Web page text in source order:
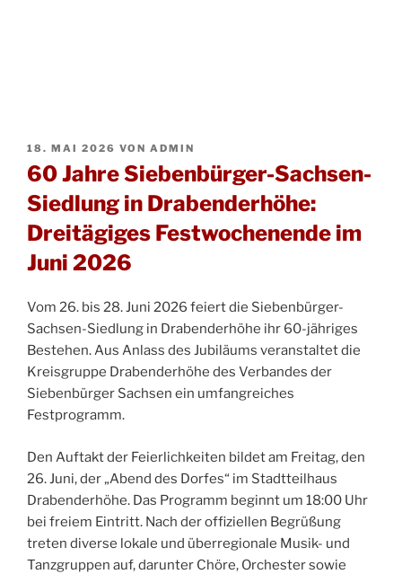
VERÖFFENTLICHT
AM
18. MAI 2026 VON ADMIN
60 Jahre Siebenbürger-Sachsen-
Siedlung in Drabenderhöhe:
Dreitägiges Festwochenende im
Juni 2026
Vom 26. bis 28. Juni 2026 feiert die Siebenbürger-
Sachsen-Siedlung in Drabenderhöhe ihr 60-jähriges
Bestehen. Aus Anlass des Jubiläums veranstaltet die
Kreisgruppe Drabenderhöhe des Verbandes der
Siebenbürger Sachsen ein umfangreiches
Festprogramm.
Den Auftakt der Feierlichkeiten bildet am Freitag, den
26. Juni, der „Abend des Dorfes“ im Stadtteilhaus
Drabenderhöhe. Das Programm beginnt um 18:00 Uhr
bei freiem Eintritt. Nach der offiziellen Begrüßung
treten diverse lokale und überregionale Musik- und
Tanzgruppen auf, darunter Chöre, Orchester sowie